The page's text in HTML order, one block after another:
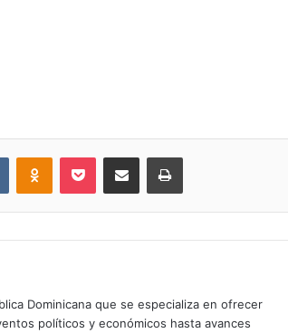
Dominicana que se especializa en ofrecer
políticos y económicos hasta avances